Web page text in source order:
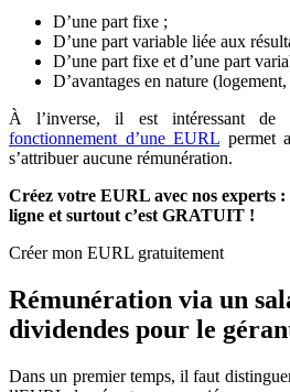
D’une part fixe ;
D’une part variable liée aux
D’une part fixe et d’une part
D’avantages en nature
À l’inverse, il est intéressant
fonctionnement d’une EURL permet
s’attribuer aucune rémunération.
Créez votre EURL avec nos experts :
ligne et surtout c’est GRATUIT !
Créer mon EURL gratuitement
Rémunération via un
dividendes pour le
Dans un premier temps, il faut